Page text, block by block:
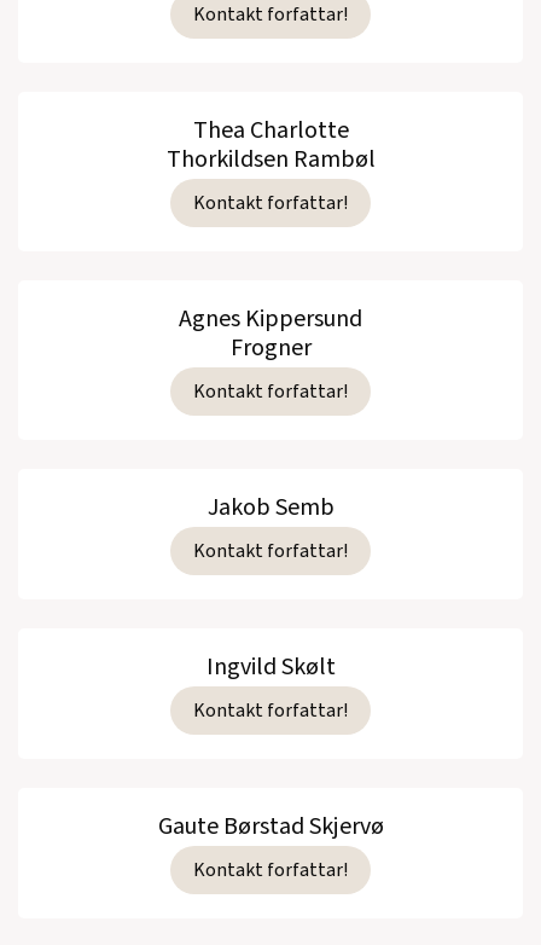
Kontakt forfattar!
Thea Charlotte
Thorkildsen Rambøl
Kontakt forfattar!
Agnes Kippersund
Frogner
Kontakt forfattar!
Jakob Semb
Kontakt forfattar!
Ingvild Skølt
Kontakt forfattar!
Gaute Børstad Skjervø
Kontakt forfattar!